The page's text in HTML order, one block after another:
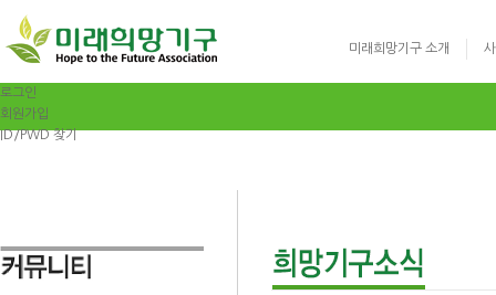
미래희망기구 소개
로그인
회원가입
ID/PWD 찾기